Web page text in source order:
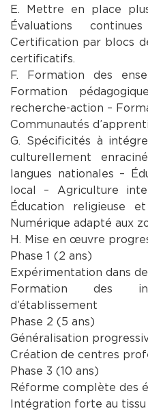
E. Mettre en place
Évaluations
Certification par blocs
certificatifs.
F. Formation des
Formation
recherche-action –
Communautés
G. Spécificités à
culturellement
langues nationales –
local – Agriculture
Éducation religieuse
Numérique adapté aux
H. Mise en œuvre
Phase 1 (2 ans)
Expérimentation dans
Formation des
d’établissement
Phase 2 (5 ans)
Généralisation
Création de centres
Phase 3 (10 ans)
Réforme complète des
Intégration forte au